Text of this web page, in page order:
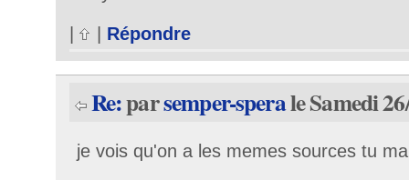
Répondre
Re:parsemper-sperale Samedi
je vois qu'on a les memes sources tu